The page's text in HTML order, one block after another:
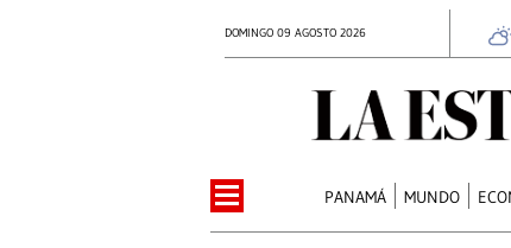
DOMINGO 09 AGOSTO 2026
PANAMÁ MUNDO